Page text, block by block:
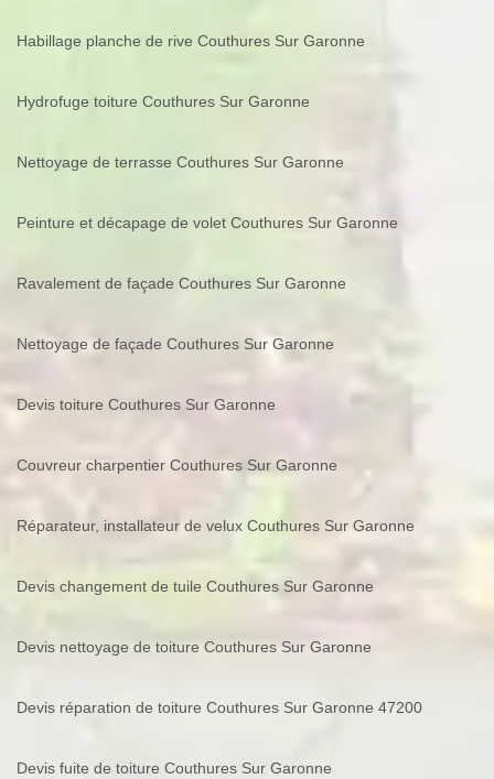
Habillage planche de rive Couthures Sur Garonne
Hydrofuge toiture Couthures Sur Garonne
Nettoyage de terrasse Couthures Sur Garonne
Peinture et décapage de volet Couthures Sur Garonne
Ravalement de façade Couthures Sur Garonne
Nettoyage de façade Couthures Sur Garonne
Devis toiture Couthures Sur Garonne
Couvreur charpentier Couthures Sur Garonne
Réparateur, installateur de velux Couthures Sur Garonne
Devis changement de tuile Couthures Sur Garonne
Devis nettoyage de toiture Couthures Sur Garonne
Devis réparation de toiture Couthures Sur Garonne 47200
Devis fuite de toiture Couthures Sur Garonne